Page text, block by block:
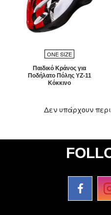
ONE SIZE
Παιδικό Κράνος για
Ποδήλατο Πόλης YZ-11
Κόκκινο
Δεν υπάρχουν